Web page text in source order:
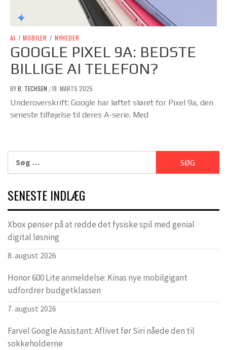
AI / MOBILER / NYHEDER
GOOGLE PIXEL 9A: BEDSTE
BILLIGE AI TELEFON?
BYB. TECHSEN /19. MARTS 2025
Underoverskrift: Google har løftet sløret for Pixel 9a, den
seneste tilføjelse til deres A-serie. Med
efter:
SENESTE INDLÆG
Xbox pønser på at redde det fysiske spil med genial
digital løsning
8. august 2026
Honor 600 Lite anmeldelse: Kinas nye mobilgigant
udfordrer budgetklassen
7. august 2026
Farvel Google Assistant: Aflivet før Siri nåede den til
sokkeholderne